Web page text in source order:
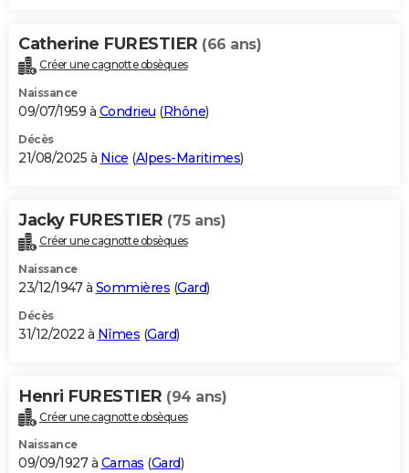
Bricolage
Lifestyle
Culture
Sport
Auto
Television
Voyage
Cinema
Catherine FURESTIER (66 ans)
Créer une cagnotte obsèques
Naissance
09/07/1959 à Condrieu (Rhône)
Décès
21/08/2025 à Nice (Alpes-Maritimes)
Jacky FURESTIER (75 ans)
Créer une cagnotte obsèques
Naissance
23/12/1947 à Sommières (Gard)
Décès
31/12/2022 à Nîmes (Gard)
Henri FURESTIER (94 ans)
Créer une cagnotte obsèques
Naissance
09/09/1927 à Carnas (Gard)